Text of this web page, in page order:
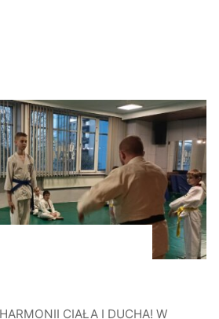
CIAŁA I DUCHA! W